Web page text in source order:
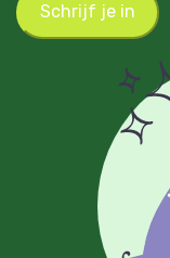
Schrijf je in